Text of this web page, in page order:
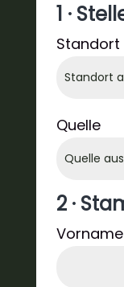
1 ·
Standort
Quelle
2 ·